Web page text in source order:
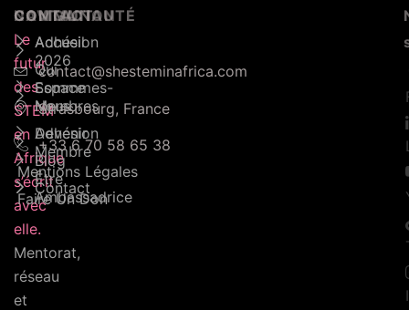
Le
futur
des
STEM
en
Afrique
s’écrit
avec
elle.
Mentorat,
réseau
et
NAVIGATION
Accueil
Qui
Sommmes-
Nous
Adhésion
Blog
Contact
COMMUNAUTÉ
Adhésion
2026
Espace
Membres
Devenir
Membre
Être
Ambassadrice
CONTACT
contact@shesteminafrica.com
Strasbourg, France
+33 6 70 58 65 38
Mentions Légales
Faire Un Don